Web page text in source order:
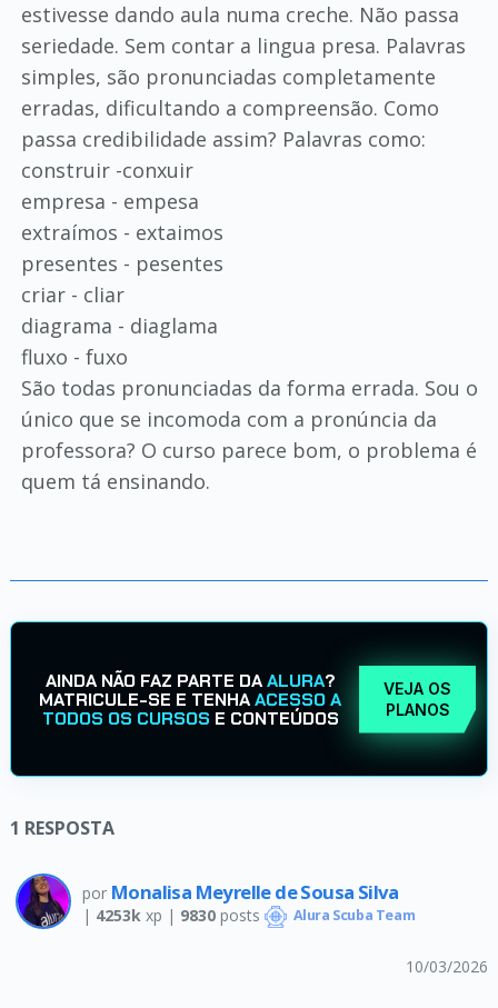
estivesse dando aula numa creche. Não passa
seriedade. Sem contar a lingua presa. Palavras
simples, são pronunciadas completamente
erradas, dificultando a compreensão. Como
passa credibilidade assim? Palavras como:
construir -conxuir
empresa - empesa
extraímos - extaimos
presentes - pesentes
criar - cliar
diagrama - diaglama
fluxo - fuxo
São todas pronunciadas da forma errada. Sou o
único que se incomoda com a pronúncia da
professora? O curso parece bom, o problema é
quem tá ensinando.
AINDA NÃO FAZ PARTE DAALURA?
MATRICULE-SE E TENHAACESSO A
TODOS OS CURSOS E CONTEÚDOS
VEJA OS
PLANOS
1 RESPOSTA
por Monalisa Meyrelle de Sousa Silva
| 4253k xp | 9830posts Alura Scuba Team
10/03/2026